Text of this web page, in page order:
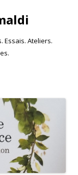
Essais. Ateliers.